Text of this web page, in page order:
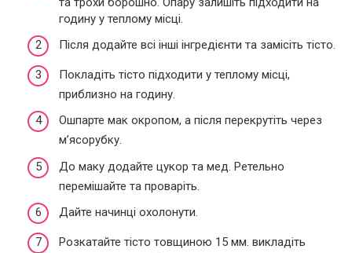
годину у теплому місці.
Після додайте всі інші інгредієнти та замісіть тісто.
Покладіть тісто підходити у теплому місці,
приблизно на годину.
Ошпарте мак окропом, а після перекрутіть через
м’ясорубку.
До маку додайте цукор та мед. Ретельно
перемішайте та проваріть.
Дайте начинці охолонути.
Розкатайте тісто товщиною 15 мм. викладіть